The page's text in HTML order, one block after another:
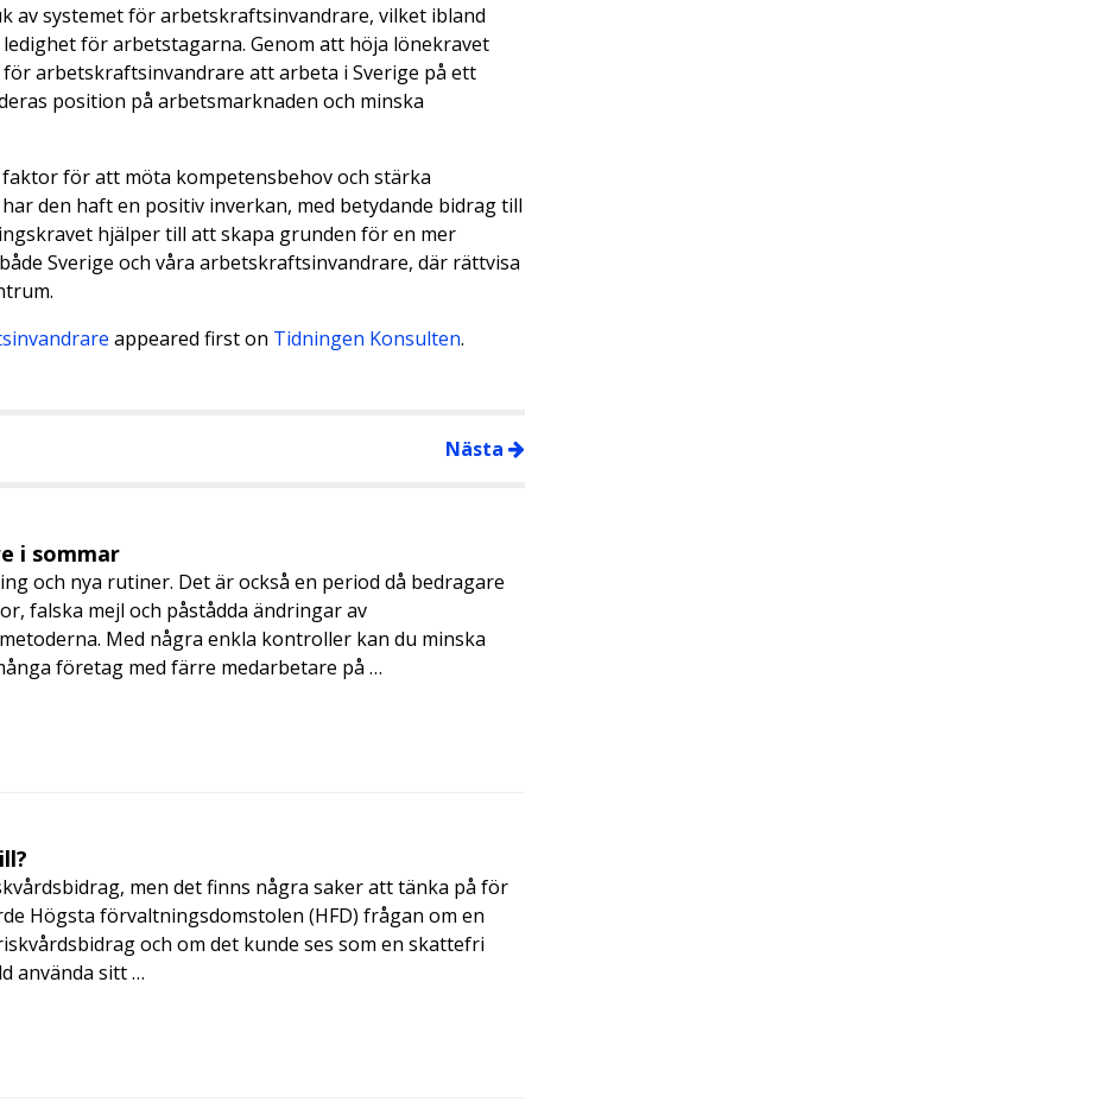
av systemet för arbetskraftsinvandrare, vilket ibland
för arbetstagarna. Genom att höja lönekravet
arbetskraftsinvandrare att arbeta i Sverige på ett
position på arbetsmarknaden och minska
för att möta kompetensbehov och stärka
den haft en positiv inverkan, med betydande bidrag till
hjälper till att skapa grunden för en mer
Sverige och våra arbetskraftsinvandrare, där rättvisa
appeared first on Tidningen Konsulten.
Nästa
i sommar
och nya rutiner. Det är också en period då bedragare
falska mejl och påstådda ändringar av
Med några enkla kontroller kan du minska
företag med färre medarbetare på …
men det finns några saker att tänka på för
Högsta förvaltningsdomstolen (HFD) frågan om en
och om det kunde ses som en skattefri
använda sitt …